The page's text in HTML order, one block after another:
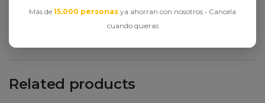
accumsan tortor.
Related products
Más de 15.000 personas ya ahorran con nosotros • Cancela
cuando quieras